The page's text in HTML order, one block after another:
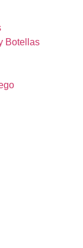
Botellas